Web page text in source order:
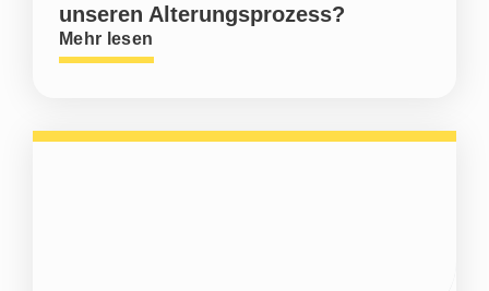
unseren Alterungsprozess?
Mehr lesen